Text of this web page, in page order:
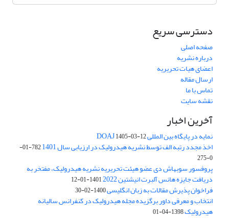
دسترسی سریع
صفحه اصلی
درباره نشریه
اعضای هیات تحریریه
ارسال مقاله
تماس با ما
نقشه سایت
آخرین اخبار
نمایه در پایگاه بین المللی DOAJ1405-03-12
اخذ مجدد رتبه الف توسط نشریه هیدرولیک در ارزیابی سال 1401
782-01-
0-275
پروفسور سوبهاش دی عضو هیئت تحریریه نشریه هیدرولیک، مفتخر به
دریافت جایزه هانس آلبرت انیشتین 2022 1401-01-12
فراخوان پذیرش مقالات به زبان انگلیسی1400-02-30
انتخاب و معرفی داور برگزیده مجله هیدرولیک در کنفرانس سالیانه
هیدرولیک1398-04-01